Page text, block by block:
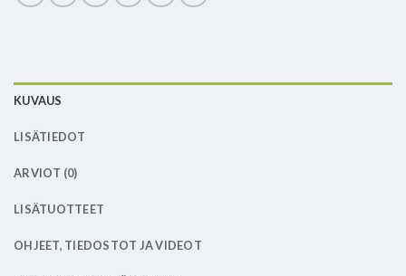
KUVAUS
LISÄTIEDOT
ARVIOT (0)
LISÄTUOTTEET
OHJEET, TIEDOSTOT JA VIDEOT